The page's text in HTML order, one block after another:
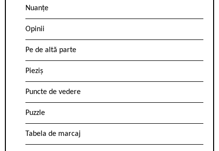
Nuanțe
Opinii
Pe de altă parte
Pieziș
Puncte de vedere
Puzzle
Tabela de marcaj